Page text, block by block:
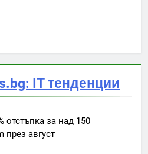
IT тенденции
отстъпка за над 150
през август